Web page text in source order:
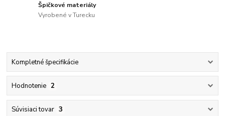
Špičkové materiály
Vyrobené v Turecku
Kompletné špecifikácie
Hodnotenie 2
Súvisiaci tovar 3